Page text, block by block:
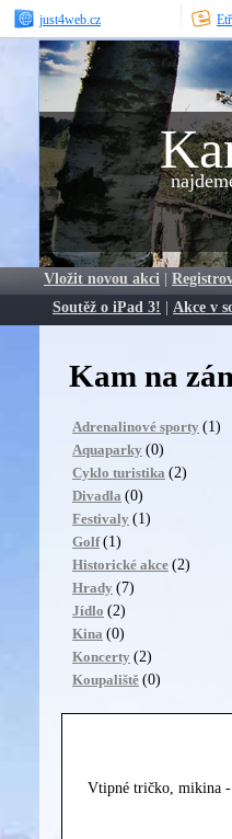
just4web.cz
Vložit novou akci |
Soutěž o iPad 3! | Akce v
Kam na
Adrenalinové sporty (1)
Aquaparky (0)
Cyklo turistika (2)
Divadla (0)
Festivaly (1)
Golf (1)
Historické akce (2)
Hrady (7)
Jídlo (2)
Kina (0)
Koncerty (2)
Koupaliště (0)
Vtipné tričko, mikina